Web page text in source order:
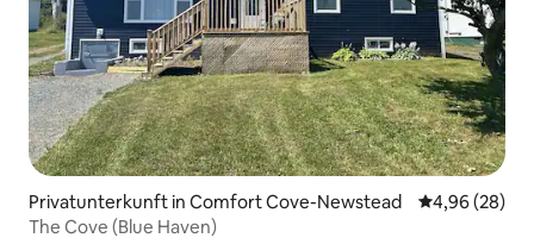
Privatunterkunft in Comfort Cove-Newstead
4,96 (28)
The Cove (Blue Haven)